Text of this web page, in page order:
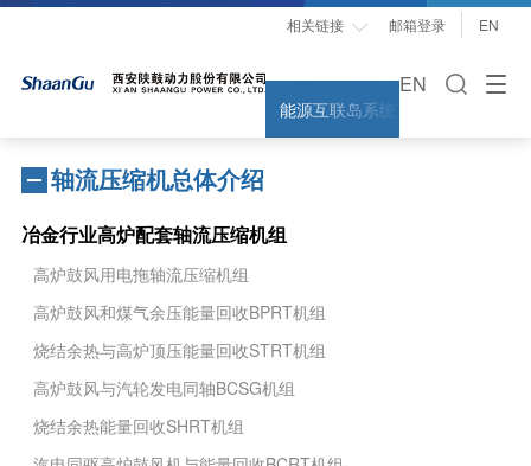
相关链接  邮箱登录 EN
EN
能源互联岛系统解决方案
轴流压缩机总体介绍
冶金行业高炉配套轴流压缩机组
高炉鼓风用电拖轴流压缩机组
高炉鼓风和煤气余压能量回收BPRT机组
烧结余热与高炉顶压能量回收STRT机组
高炉鼓风与汽轮发电同轴BCSG机组
烧结余热能量回收SHRT机组